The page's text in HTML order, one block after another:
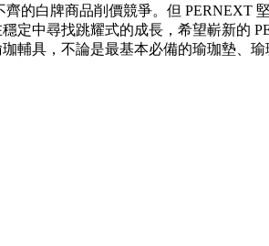
的白牌商品削價競爭。但 PERNEXT
中尋找跳耀式的成長，希望嶄新的
輔具，不論是最基本必備的瑜珈墊、